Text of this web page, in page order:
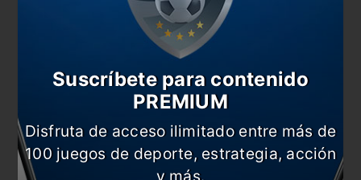
Suscríbete para contenido
PREMIUM
Disfruta de acceso ilimitado entre más de
100 juegos de deporte, estrategia, acción